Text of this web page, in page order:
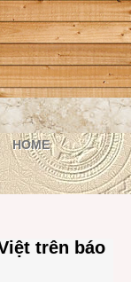
HOME
trên báo